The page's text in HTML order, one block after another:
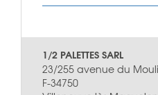
1/2 PALETTES SARL
23/255 avenue du
F-34750